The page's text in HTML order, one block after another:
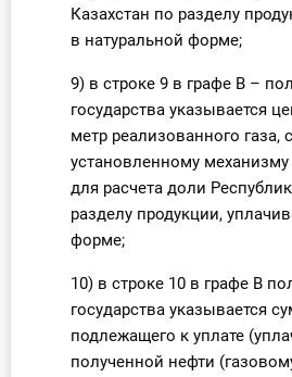
Казахстан по разделу
в натуральной форме;
9) в строке 9 в графе В –
государства указывается
метр реализованного газа,
установленному
для расчета доли
разделу продукции,
форме;
10) в строке 10 в графе В
государства указывается
подлежащего к уплате
полученной нефти